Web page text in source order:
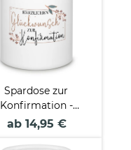
Spardose zur
Konfirmation -
Herzlichen
ab 14,95 €